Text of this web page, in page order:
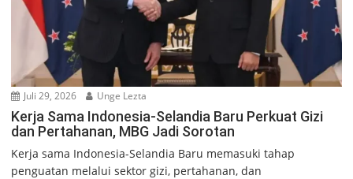
Juli 29, 2026 Unge Lezta
Kerja Sama Indonesia-Selandia Baru Perkuat Gizi
dan Pertahanan, MBG Jadi Sorotan
Kerja sama Indonesia-Selandia Baru memasuki tahap
penguatan melalui sektor gizi, pertahanan, dan